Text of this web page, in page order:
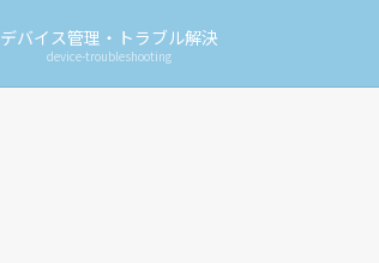
デバイス管理・トラブル解決
device-troubleshooting